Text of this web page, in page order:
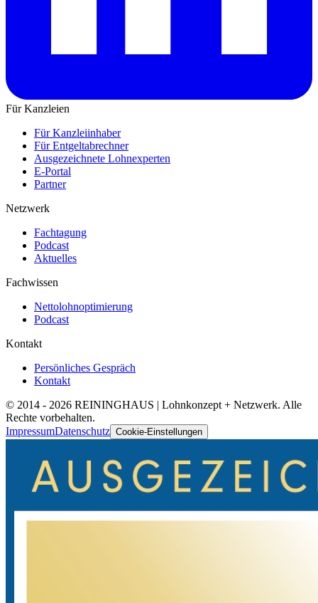
Für Kanzleien
Für Kanzleiinhaber
Für Entgeltabrechner
Ausgezeichnete Lohnexperten
E-Portal
Partner
Netzwerk
Fachtagung
Podcast
Aktuelles
Fachwissen
Nettolohnoptimierung
Podcast
Kontakt
Persönliches Gespräch
Kontakt
© 2014 - 2026 REININGHAUS | Lohnkonzept + Netzwerk. Alle
Rechte vorbehalten.
ImpressumDatenschutz Cookie-Einstellungen